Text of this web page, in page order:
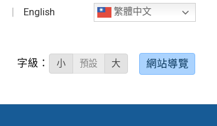
繁體中文
English
字級： 小 預設 大 網站導覽